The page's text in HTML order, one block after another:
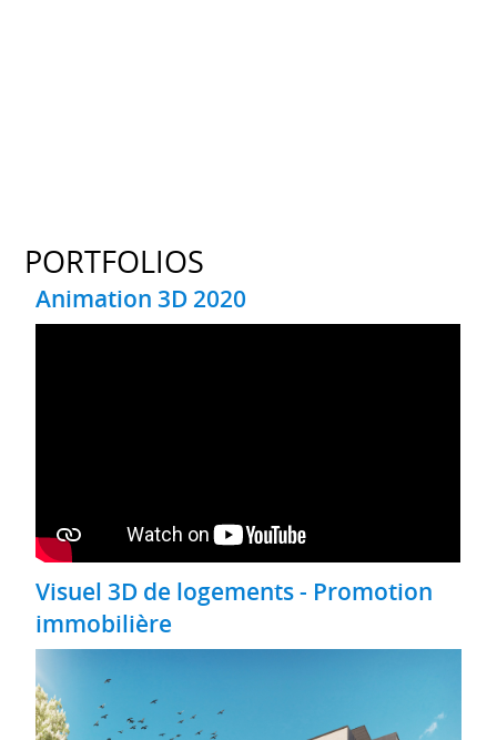
PORTFOLIOS
Animation 3D 2020
Visuel 3D de logements - Promotion
immobilière